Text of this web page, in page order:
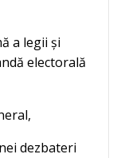
a legii și
electorală
dezbateri